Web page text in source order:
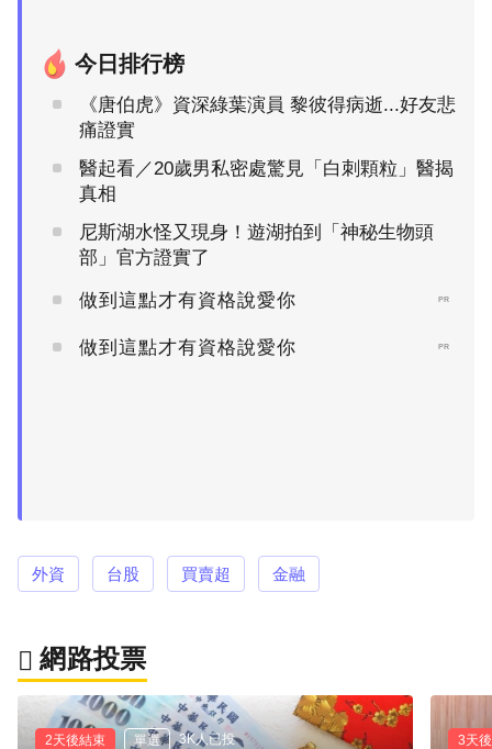
今日排行榜
《唐伯虎》資深綠葉演員 黎彼得病逝...好友悲
痛證實
醫起看／20歲男私密處驚見「白刺顆粒」醫揭
真相
尼斯湖水怪又現身！遊湖拍到「神秘生物頭
部」官方證實了
做到這點才有資格說愛你 PR
做到這點才有資格說愛你 PR
外資 台股 買賣超 金融
網路投票
2天後結束 單選 3K人已投 3天